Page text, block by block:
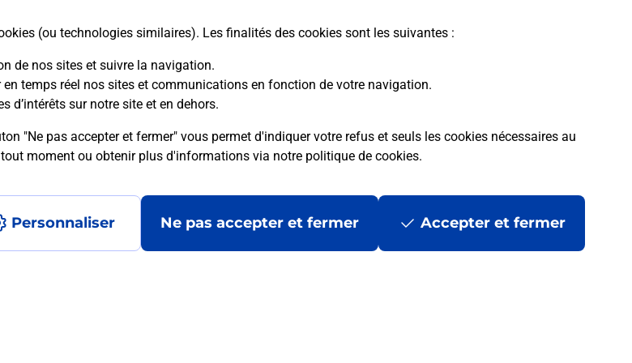
(ou technologies similaires). Les finalités des cookies sont les suivantes :
de nos sites et suivre la navigation.
temps réel nos sites et communications en fonction de votre navigation.
d’intérêts sur notre site et en dehors.
"Ne pas accepter et fermer" vous permet d'indiquer votre refus et seuls les cookies nécessaires au
moment ou obtenir plus d'informations via notre politique de cookies.
Personnaliser Ne pas accepter et fermer Accepter et fermer
posées
?